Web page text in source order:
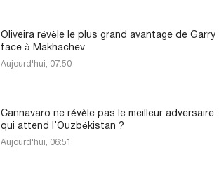
Oliveira révèle le plus grand avantage de Garry
face à Makhachev
Aujourd'hui, 07:50
Cannavaro ne révèle pas le meilleur adversaire :
qui attend l’Ouzbékistan ?
Aujourd'hui, 06:51